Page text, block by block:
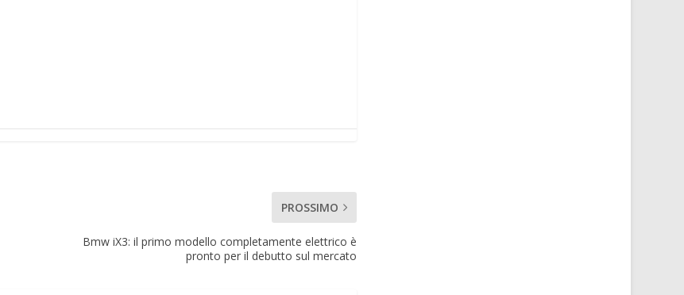
PROSSIMO
Bmw iX3: il primo modello completamente elettrico è
pronto per il debutto sul mercato